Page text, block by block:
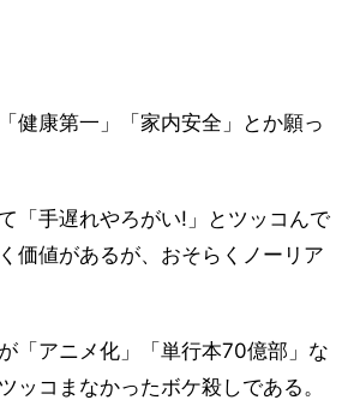
健康第一」「家内安全」とか願っ
「手遅れやろがい!」とツッコんで
価値があるが、おそらくノーリア
「アニメ化」「単行本70億部」な
ッコまなかったボケ殺しである。